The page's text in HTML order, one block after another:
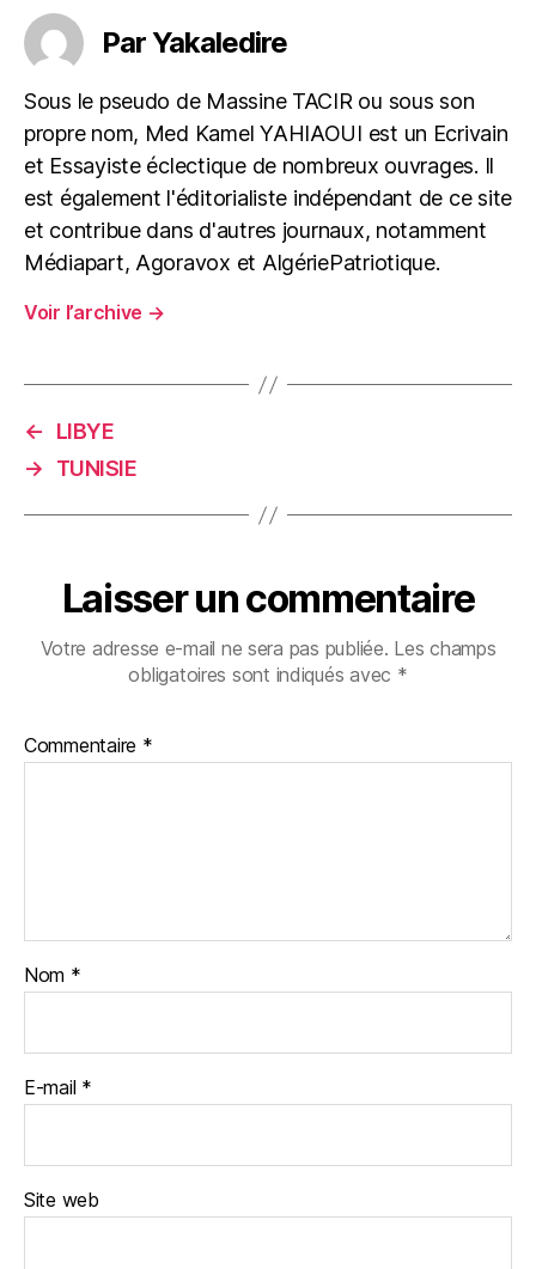
Par Yakaledire
Sous le pseudo de Massine TACIR ou sous son
propre nom, Med Kamel YAHIAOUI est un Ecrivain
et Essayiste éclectique de nombreux ouvrages. Il
est également l'éditorialiste indépendant de ce site
et contribue dans d'autres journaux, notamment
Médiapart, Agoravox et AlgériePatriotique.
Voir l’archive →
←
LIBYE
→
TUNISIE
Laisser un commentaire
Votre adresse e-mail ne sera pas publiée. Les champs
obligatoires sont indiqués avec *
Commentaire *
Nom *
E-mail *
Site web